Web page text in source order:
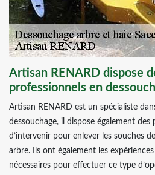
Artisan RENARD dispose
professionnels en
Artisan RENARD est un spécialiste
dessouchage, il dispose également des
d’intervenir pour enlever les souches
arbre. Ils ont également les
nécessaires pour effectuer ce type